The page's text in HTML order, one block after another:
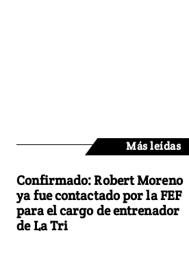
Más leídas
Confirmado: Robert Moreno
ya fue contactado por la FEF
para el cargo de entrenador
de La Tri